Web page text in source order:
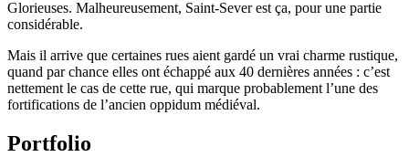
Glorieuses. Malheureusement, Saint-Sever est ça, pour une partie
considérable.
Mais il arrive que certaines rues aient gardé un vrai charme rustique,
quand par chance elles ont échappé aux 40 dernières années : c’est
nettement le cas de cette rue, qui marque probablement l’une des
fortifications de l’ancien oppidum médiéval.
Portfolio